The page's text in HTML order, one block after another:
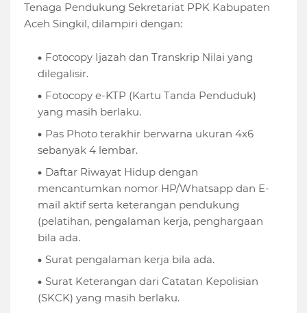
Tenaga Pendukung Sekretariat PPK Kabupaten
Aceh Singkil, dilampiri dengan:
Fotocopy Ijazah dan Transkrip Nilai yang
dilegalisir.
Fotocopy e-KTP (Kartu Tanda Penduduk)
yang masih berlaku.
Pas Photo terakhir berwarna ukuran 4x6
sebanyak 4 lembar.
Daftar Riwayat Hidup dengan
mencantumkan nomor HP/Whatsapp dan E-
mail aktif serta keterangan pendukung
(pelatihan, pengalaman kerja, penghargaan
bila ada.
Surat pengalaman kerja bila ada.
Surat Keterangan dari Catatan Kepolisian
(SKCK) yang masih berlaku.